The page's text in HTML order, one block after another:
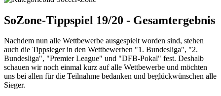
SoZone-Tippspiel 19/20 - Gesamtergebnis
Nachdem nun alle Wettbewerbe ausgespielt worden sind, stehen
auch die Tippsieger in den Wettbewerben "1. Bundesliga", "2.
Bundesliga", "Premier League" und "DFB-Pokal" fest. Deshalb
schauen wir noch einmal kurz auf alle Wettbewerbe und möchten
uns bei allen für die Teilnahme bedanken und beglückwünschen alle
Sieger.